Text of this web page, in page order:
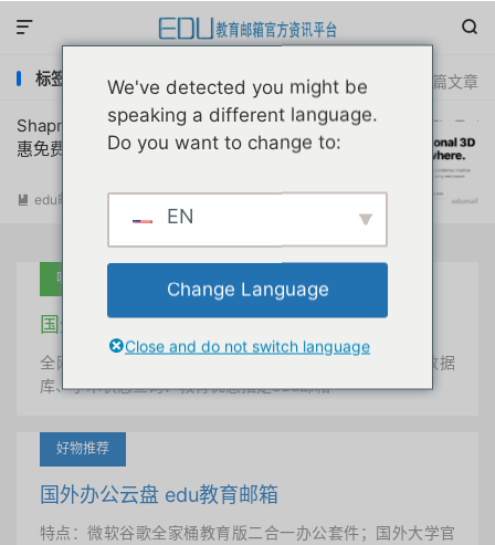


共 1 篇文章
标签：shapr3d免破解版ios官方获取
Shapr3d建模制图软件大学生认证教育优
惠免费注册申请教程
 edu邮箱资讯 阅读(34221)
吐血推荐
国外学术美国 edu教育邮箱
全网唯一首发、自定义用户名、终身使用、学术文献数据
库、学术状态查询、教育优惠指定edu邮箱
好物推荐
国外办公云盘 edu教育邮箱
特点：微软谷歌全家桶教育版二合一办公套件；国外大学官
We've detected you might be
speaking a different language.
Do you want to change to:
EN
Change Language
Close and do not switch language